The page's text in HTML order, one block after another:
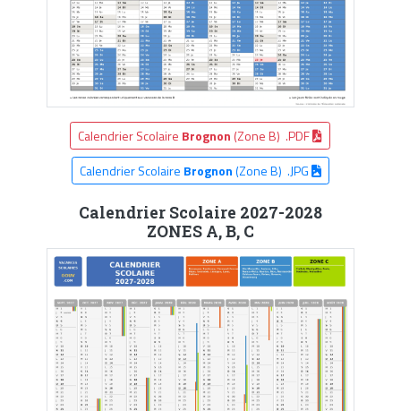
Calendrier Scolaire Brognon (Zone B) .PDF
Calendrier Scolaire Brognon(Zone B) .JPG
Calendrier Scolaire 2027-2028
ZONES A, B, C